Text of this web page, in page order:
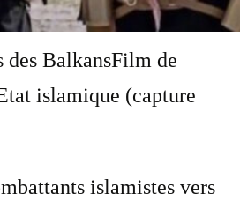
des BalkansFilm de
islamique (capture
islamistes vers